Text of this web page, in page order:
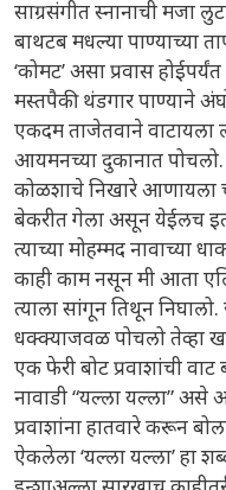
साग्रसंगीत स्नानाची मजा
बाथटब मधल्या पाण्याच्या
‘कोमट’ असा प्रवास
मस्तपैकी थंडगार पाण्याने
एकदम ताजेतवाने वाटायला
आयमनच्या दुकानात
कोळशाचे निखारे आणायला
बेकरीत गेला असून येईलच
त्याच्या मोहम्मद नावाच्या
काही काम नसून मी आता
त्याला सांगून तिथून
धक्क्याजवळ पोचलो तेव्हा
एक फेरी बोट प्रवाशांची
नावाडी “यल्ला यल्ला” असे
प्रवाशांना हातवारे करून
ऐकलेला ‘यल्ला यल्ला’ हा